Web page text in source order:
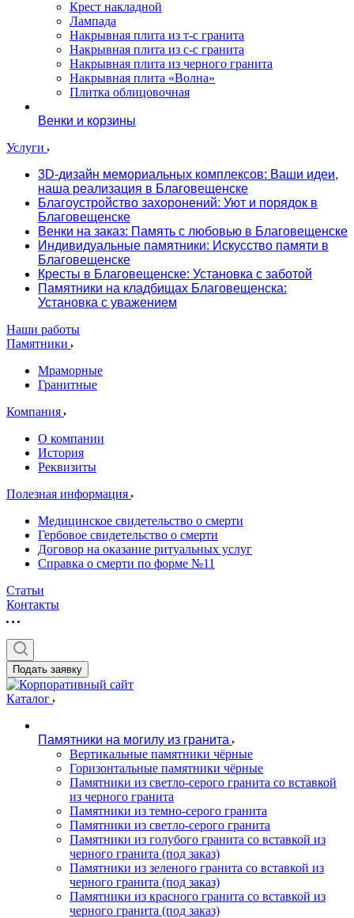
Крест накладной
Лампада
Накрывная плита из т-с гранита
Накрывная плита из с-с гранита
Накрывная плита из черного гранита
Накрывная плита «Волна»
Плитка облицовочная
Венки и корзины
Услуги
3D-дизайн мемориальных комплексов: Ваши идеи,
наша реализация в Благовещенске
Благоустройство захоронений: Уют и порядок в
Благовещенске
Венки на заказ: Память с любовью в Благовещенске
Индивидуальные памятники: Искусство памяти в
Благовещенске
Кресты в Благовещенске: Установка с заботой
Памятники на кладбищах Благовещенска:
Установка с уважением
Наши работы
Памятники
Мраморные
Гранитные
Компания
О компании
История
Реквизиты
Полезная информация
Медицинское свидетельство о смерти
Гербовое свидетельство о смерти
Договор на оказание ритуальных услуг
Справка о смерти по форме №11
Статьи
Контакты
Подать заявку
Каталог
Памятники на могилу из гранита
Вертикальные памятники чёрные
Горизонтальные памятники чёрные
Памятники из светло-серого гранита со вставкой
из черного гранита
Памятники из темно-серого гранита
Памятники из светло-серого гранита
Памятники из голубого гранита со вставкой из
черного гранита (под заказ)
Памятники из зеленого гранита со вставкой из
черного гранита (под заказ)
Памятники из красного гранита со вставкой из
черного гранита (под заказ)